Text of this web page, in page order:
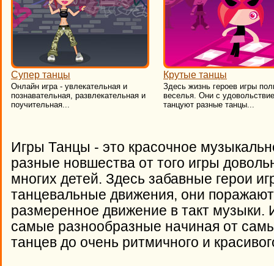
Супер танцы
Онлайн игра - увлекательная и
познавательная, развлекательная и
поучительная...
Крутые танцы
Здесь жизнь героев игры
веселья. Они с
танцуют разные танцы...
Игры Танцы - это красочное
разные новшества от того игры
многих детей. Здесь забавные герои
танцевальные движения, они
размеренное движение в такт
самые разнообразные начиная от
танцев до очень ритмичного и